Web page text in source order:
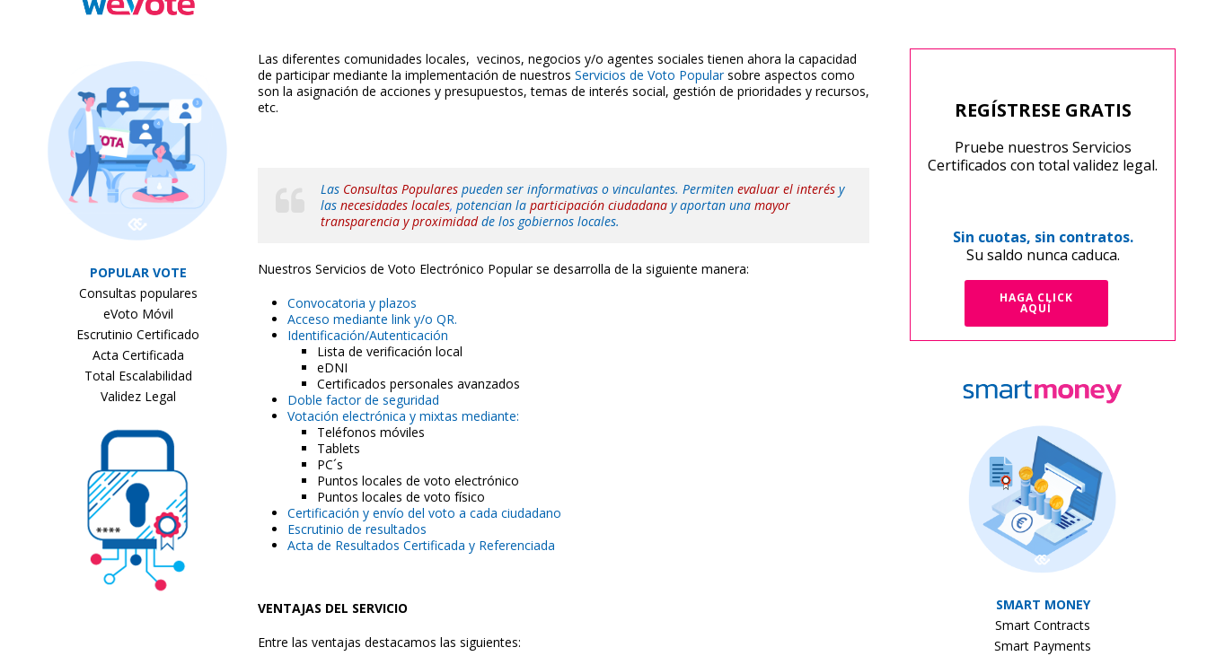
POPULAR VOTE
Consultas populares
eVoto Móvil
Escrutinio Certificado
Acta Certificada
Total Escalabilidad
Validez Legal
Las diferentes comunidades locales, vecinos, negocios y/o agentes sociales tienen ahora la capacidad
de participar mediante la implementación de nuestros Servicios de Voto Popularsobre aspectos como
son la asignación de acciones y presupuestos, temas de interés social, gestión de prioridades y recursos,
etc.
Las Consultas Populares pueden ser informativas o vinculantes. Permiten evaluar el interés y
las necesidades locales, potencian la participación ciudadana y aportan una mayor
transparencia y proximidad de los gobiernos locales.
Nuestros Servicios de Voto Electrónico Popular se desarrolla de la siguiente manera:
Convocatoria y plazos
Acceso mediante link y/o QR.
Identificación/Autenticación
Lista de verificación local
eDNI
Certificados personales avanzados
Doble factor de seguridad
Votación electrónica y mixtas mediante:
Teléfonos móviles
Tablets
PC´s
Puntos locales de voto electrónico
Puntos locales de voto físico
Certificación y envío del voto a cada ciudadano
Escrutinio de resultados
Acta de Resultados Certificada y Referenciada
VENTAJAS DEL SERVICIO
Entre las ventajas destacamos las siguientes:
REGÍSTRESE GRATIS
Pruebe nuestros Servicios
Certificados con total validez legal.
Sin cuotas, sin contratos.
Su saldo nunca caduca.
HAGA CLICK
AQUÍ
SMART MONEY
Smart Contracts
Smart Payments